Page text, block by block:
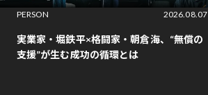
PERSON
2026.08.07
実業家・堀鉄平×格闘家・朝倉海、“無償の
支援”が生む成功の循環とは